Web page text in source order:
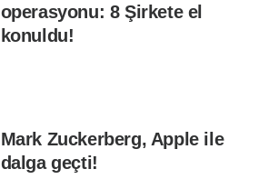
operasyonu: 8 Şirkete el
konuldu!
Mark Zuckerberg, Apple ile
dalga geçti!